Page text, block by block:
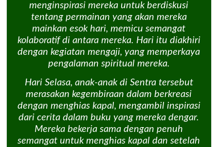
menginspirasi mereka untuk berdiskusi
tentang permainan yang akan mereka
mainkan esok hari, memicu semangat
kolaboratif di antara mereka. Hari itu diakhiri
dengan kegiatan mengaji, yang memperkaya
pengalaman spiritual mereka.
Hari Selasa, anak-anak di Sentra tersebut
merasakan kegembiraan dalam berkreasi
dengan menghias kapal, mengambil inspirasi
dari cerita dalam buku yang mereka dengar.
Mereka bekerja sama dengan penuh
semangat untuk menghias kapal dan setelah